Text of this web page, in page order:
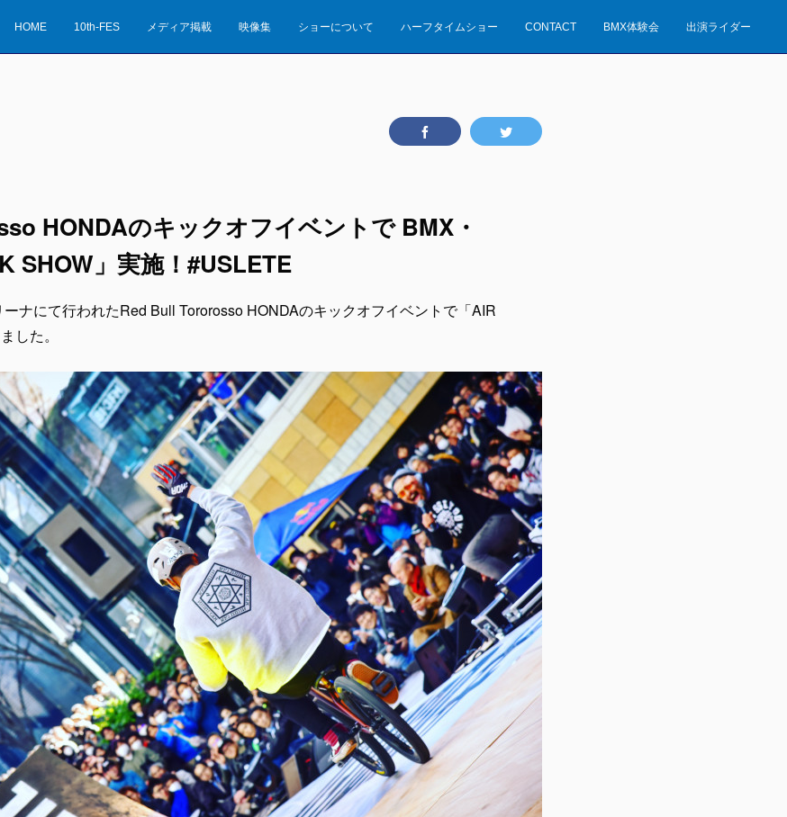
HOME 10th-FES メディア掲載 映像集 ショーについて ハーフタイムショー CONTACT BMX体験会 出演ライダー
HONDAのキックオフイベントで BMX・
SHOW」実施！#USLETE
ナにて行われたRed Bull Tororosso HONDAのキックオフイベントで「AIR
した。